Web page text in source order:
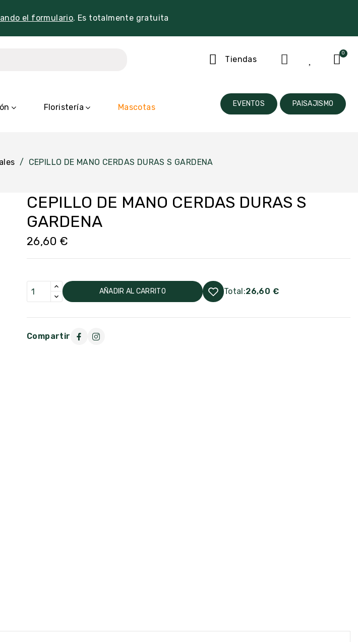
el formulario. Es totalmente gratuita
Tiendas
Floristería Mascotas EVENTOS PAISAJISMO
CEPILLO DE MANO CERDAS DURAS S GARDENA
CEPILLO DE MANO CERDAS DURAS S
GARDENA
26,60 €
AÑADIR AL CARRITO Total:26,60 €
Compartir